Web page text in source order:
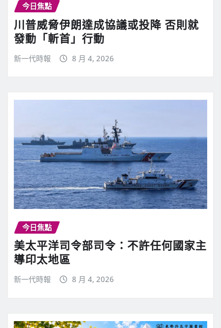
今日焦點
川普威脅伊朗達成協議或投降 否則就
發動「斬首」行動
新一代時報 8 月 4, 2026
今日焦點
美太平洋司令部司令：不許任何國家主
導印太地區
新一代時報 8 月 4, 2026